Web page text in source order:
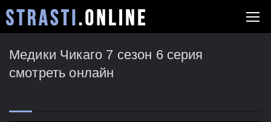
Медики Чикаго 7 сезон 6 серия
смотреть онлайн